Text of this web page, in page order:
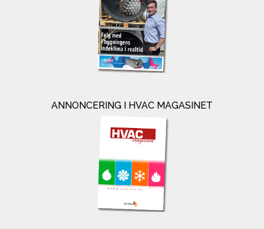
ANNONCERING I HVAC MAGASINET